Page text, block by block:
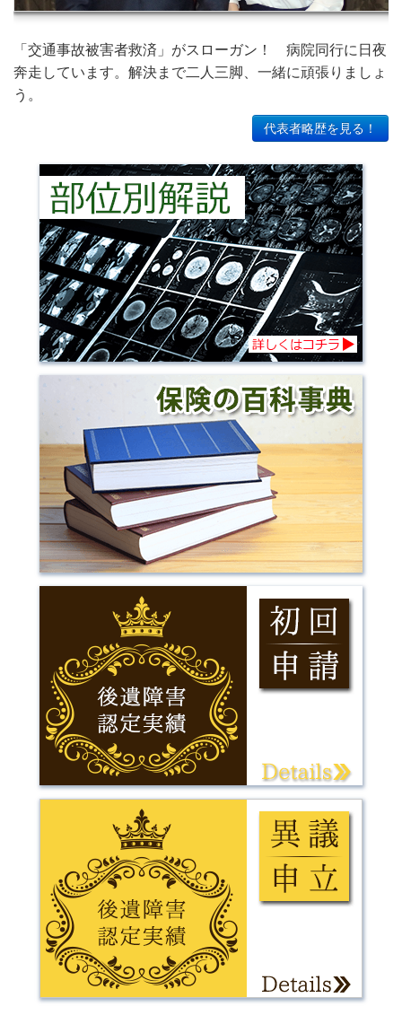
「交通事故被害者救済」がスローガン！ 病院同行に日夜
奔走しています。解決まで二人三脚、一緒に頑張りましょ
う。
代表者略歴を見る！